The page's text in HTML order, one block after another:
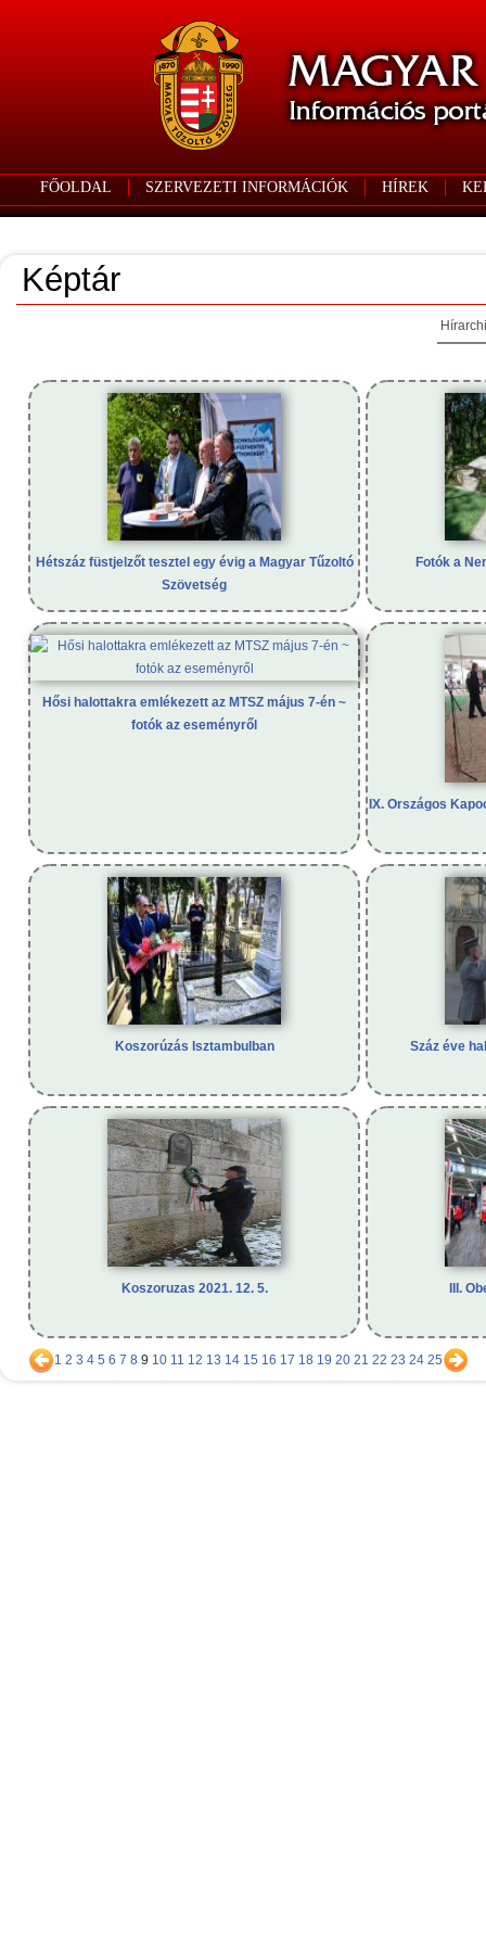
FŐOLDAL SZERVEZETI INFORMÁCIÓK HÍREK
Képtár
Hétszáz füstjelzőt tesztel egy évig a Magyar Tűzoltó
Szövetség
Fotók a
Hősi halottakra emlékezett az MTSZ május 7-én ~
fotók az eseményről
IX. Országos
Koszorúzás Isztambulban Száz éve
Koszoruzas 2021. 12. 5. III.
1 2 3 4 5 6 7 8 9 10 11 12 13 14 15 16 17 18 19 20 21 22 23 24 25